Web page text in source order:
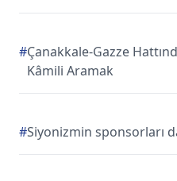
#Çanakkale-Gazze
Kâmili Aramak
#Siyonizmin sponsorları